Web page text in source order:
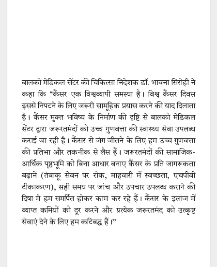
बालको मेडिकल सेंटर की चिकित्सा निदेशक डॉ. भावना सिरोही ने
कहा कि “कैंसर एक विश्वव्यापी समस्या है। विश्व कैंसर दिवस
इससे निपटने के लिए जरूरी सामूहिक प्रयास करने की याद दिलाता
है। कैंसर मुक्त भविष्य के निर्माण की दृष्टि से बालको मेडिकल
सेंटर द्वारा जरूरतमंदों को उच्च गुणवत्ता की स्वास्थ्य सेवा उपलब्ध
कराई जा रही है। कैंसर से जंग जीतने के लिए हम उच्च गुणवत्ता
की प्रतिभा और तकनीक से लैस हैं। जरूरतमंदों की सामाजिक-
आर्थिक पृष्ठभूमि को बिना आधार बनाए कैंसर के प्रति जागरूकता
बढ़ाने (तंबाकू सेवन पर रोक, माहवारी में स्वच्छता, एचपीवी
टीकाकरण), सही समय पर जांच और उपचार उपलब्ध कराने की
दिषा मे हम समर्पित होकर काम कर रहे हैं। कैंसर के इलाज में
व्याप्त कमियों को दूर करने और प्रत्येक जरूरतमंद को उत्कृष्ट
सेवाएं देने के लिए हम कटिबद्ध हैं।’’